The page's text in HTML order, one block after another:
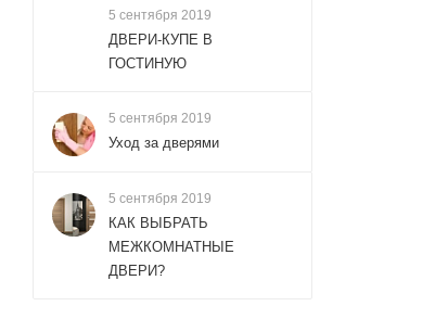
5 сентября 2019
ДВЕРИ-КУПЕ В
ГОСТИНУЮ
5 сентября 2019
Уход за дверями
5 сентября 2019
КАК ВЫБРАТЬ
МЕЖКОМНАТНЫЕ
ДВЕРИ?